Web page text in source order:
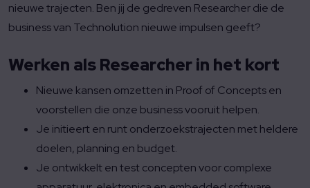
nieuwe trajecten. Ben jij de gedreven Researcher die de
business van Technolution nieuwe impulsen geeft?
Werken als Researcher in het kort
Nieuwe kansen omzetten in Proof of Concepts en
voorstellen die onze business vooruit helpen.
Je initieert en runt onderzoekstrajecten met heldere
doelen, planning en budget.
Je ontwikkelt en test concepten voor complexe